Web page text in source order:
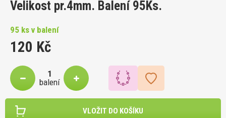
Velikost pr.4mm. Balení 95Ks.
95 ks v balení
120 Kč
balení
VLOŽIT DO KOŠÍKU